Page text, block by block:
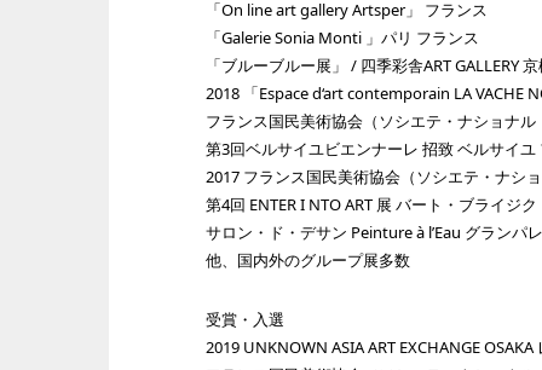
「On line art gallery Artsper」 フランス
「Galerie Sonia Monti 」パリ フランス
「ブルーブルー展」 / 四季彩舎ART GALLERY
2018 「Espace d‘art contemporain LA VACHE
フランス国民美術協会（ソシエテ・ナショナ
第3回ベルサイユビエンナーレ 招致 ベルサイユ
2017 フランス国民美術協会（ソシエテ・ナシ
第4回 ENTER I NTO ART 展 バート・ブライジ
サロン・ド・デサン Peinture à l’Eau グランパ
他、国内外のグループ展多数
受賞・入選
2019 UNKNOWN ASIA ART EXCHANGE